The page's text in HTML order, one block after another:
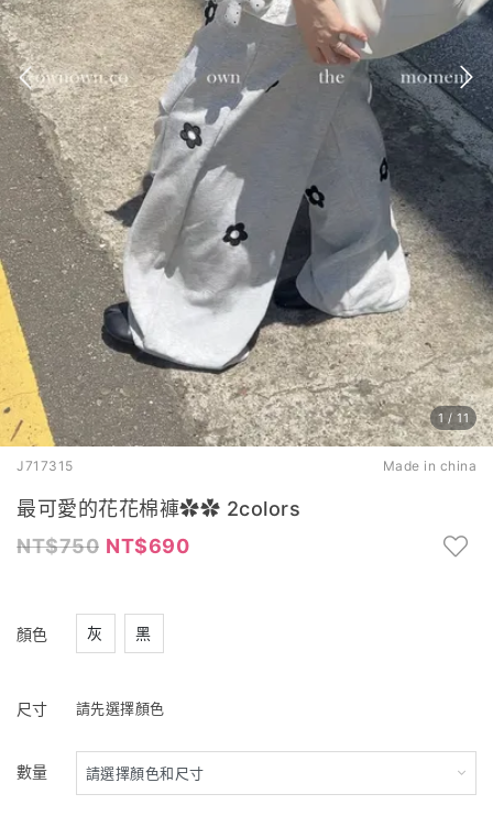
1 / 11
J717315 Made in china
最可愛的花花棉褲✿✿ 2colors
750
690
顏色 灰 黑
尺寸 請先選擇顏色
數量